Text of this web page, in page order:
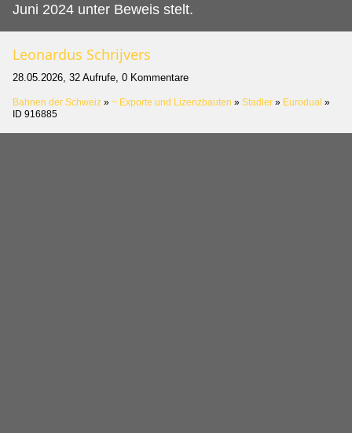
Juni 2024 unter Beweis stelt.
Leonardus Schrijvers
28.05.2026, 32 Aufrufe, 0 Kommentare
Bahnen der Schweiz » ~ Exporte und Lizenzbauten » Stadler » Eurodual »
ID 916885